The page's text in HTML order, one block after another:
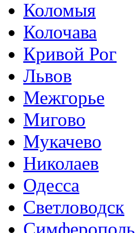
Коломыя
Колочава
Кривой Рог
Львов
Межгорье
Мигово
Мукачево
Николаев
Одесса
Светловодск